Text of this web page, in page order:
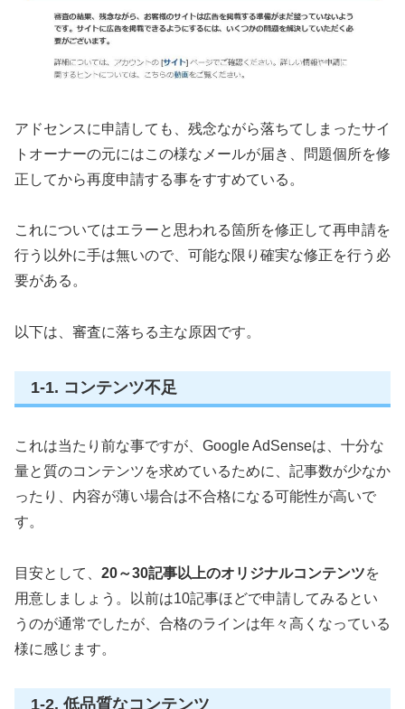
アドセンスに申請しても、残念ながら落ちてしまったサイ
トオーナーの元にはこの様なメールが届き、問題個所を修
正してから再度申請する事をすすめている。
これについてはエラーと思われる箇所を修正して再申請を
行う以外に手は無いので、可能な限り確実な修正を行う必
要がある。
以下は、審査に落ちる主な原因です。
1-1. コンテンツ不足
これは当たり前な事ですが、Google AdSenseは、十分な
量と質のコンテンツを求めているために、記事数が少なか
ったり、内容が薄い場合は不合格になる可能性が高いで
す。
目安として、 20～30記事以上のオリジナルコンテンツを
用意しましょう。以前は10記事ほどで申請してみるとい
うのが通常でしたが、合格のラインは年々高くなっている
様に感じます。
1-2. 低品質なコンテンツ